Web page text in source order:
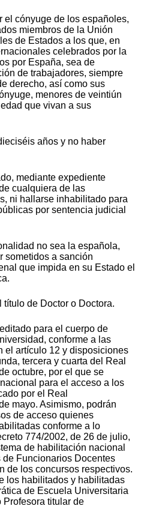
el cónyuge de los españoles,
miembros de la Unión
de Estados a los que, en
celebrados por la
por España, sea de
de trabajadores, siempre
derecho, así como sus
menores de veintiún
que vivan a sus
años y no haber
mediante expediente
cualquiera de las
ni hallarse inhabilitado para
por sentencia judicial
no sea la española,
sometidos a sanción
que impida en su Estado el
de Doctor o Doctora.
para el cuerpo de
conforme a las
el artículo 12 y disposiciones
tercera y cuarta del Real
octubre, por el que se
para el acceso a los
por el Real
mayo. Asimismo, podrán
de acceso quienes
conforme a lo
774/2002, de 26 de julio,
de habilitación nacional
Funcionarios Docentes
de los concursos respectivos.
los habilitados y habilitadas
de Escuela Universitaria
Profesora titular de